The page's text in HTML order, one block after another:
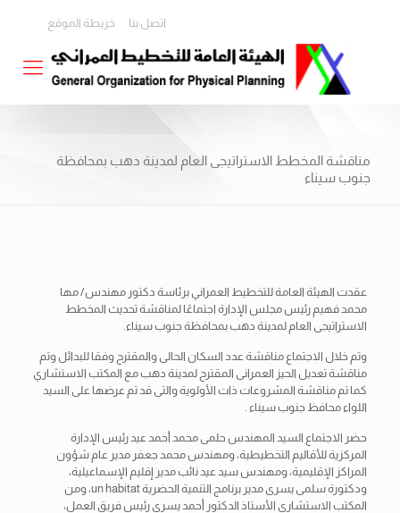
اتصل بنا خريطة الموقع
مناقشة المخطط الاستراتيجى العام لمدينة دهب بمحافظة
جنوب سيناء
عقدت الهيئة العامة للتخطيط العمراني برئاسة دكتور مهندس/ مها
محمد فهيم رئيس مجلس الإدارة اجتماعًا لمناقشة تحديث المخطط
الاستراتيجى العام لمدينة دهب بمحافظة جنوب سيناء.
وتم خلال الاجتماع مناقشة عدد السكان الحالى والمقترح وفقا للبدائل وتم
مناقشة تعديل الحيز العمرانى المقترح لمدينة دهب مع المكتب الاستشاري
كما تم مناقشة المشروعات ذات الأولوية والتى قد تم عرضها على السيد
اللواء محافظ جنوب سيناء .
حضر الاجتماع السيد المهندس حلمى محمد أحمد عيد رئيس الإدارة
المركزية للأقاليم التخطيطية، ومهندس محمد جعفر مدير عام شؤون
المراكز الإقليمية، ومهندس سيد عيد نائب مدير إقليم الإسماعيلية،
ودكتورة سلمى يسرى مدير برنامج التنمية الحضرية un habitat، ومن
المكتب الاستشاري الأستاذ الدكتور أحمد يسرى رئيس فريق العمل،